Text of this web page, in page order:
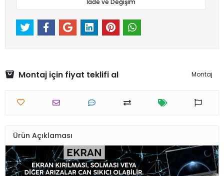
Montaj için fiyat teklifi al Montaj
Ürün Açıklaması